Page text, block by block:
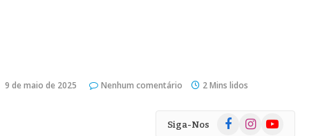
9 de maio de 2025 Nenhum comentário 2 Mins lidos
Siga-Nos FacebookInstagramYouTube